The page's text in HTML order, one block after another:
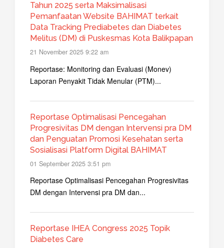
Tahun 2025 serta Maksimalisasi
Pemanfaatan Website BAHIMAT terkait
Data Tracking Prediabetes dan Diabetes
Melitus (DM) di Puskesmas Kota Balikpapan
21 November 2025 9:22 am
Reportase: Monitoring dan Evaluasi (Monev)
Laporan Penyakit Tidak Menular (PTM)...
Reportase Optimalisasi Pencegahan
Progresivitas DM dengan Intervensi pra DM
dan Penguatan Promosi Kesehatan serta
Sosialisasi Platform Digital BAHIMAT
01 September 2025 3:51 pm
Reportase Optimalisasi Pencegahan Progresivitas
DM dengan Intervensi pra DM dan...
Reportase IHEA Congress 2025 Topik
Diabetes Care